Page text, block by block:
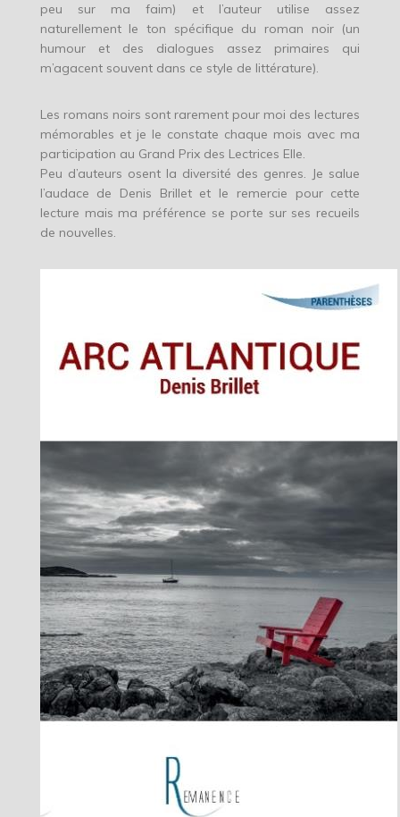
peu sur ma faim) et l’auteur utilise assez
naturellement le ton spécifique du roman noir (un
humour et des dialogues assez primaires qui
m’agacent souvent dans ce style de littérature).
Les romans noirs sont rarement pour moi des lectures
mémorables et je le constate chaque mois avec ma
participation au Grand Prix des Lectrices Elle.
Peu d’auteurs osent la diversité des genres. Je salue
l’audace de Denis Brillet et le remercie pour cette
lecture mais ma préférence se porte sur ses recueils
de nouvelles.